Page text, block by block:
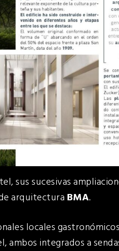
sus sucesivas
arquitectura BMA.
locales
integrados a